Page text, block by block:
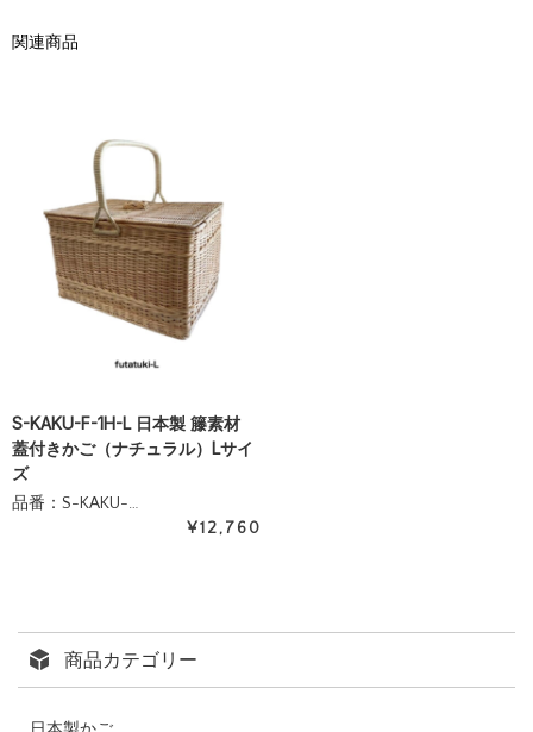
関連商品
S-KAKU-F-1H-L 日本製 籐素材
蓋付きかご（ナチュラル）Lサイ
ズ
品番：S-KAKU-…
¥12,760
商品カテゴリー